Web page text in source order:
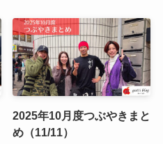
2025年10月度つぶやきまと
め（11/11）